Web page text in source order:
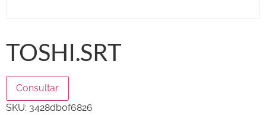
TOSHI.SRT
Consultar
SKU: 3428db0f6826